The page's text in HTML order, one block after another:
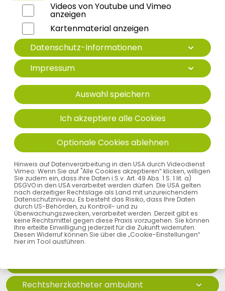
PROF. DR. MED. CHRISTIAN
SCHUMANN
Facharzt für Innere Medizin | Schwerpunkt
Pneumologie | Medikamentöse Tumortherapie |
Palliativmedizin | Schlafmedizin
LEISTUNGSSPEKTRUM
Bronchoskopie ambulant
Schlafmedizin ambulant
Lungenfunktion ambulant
Rechtsherzkatheter ambulant
Videos von Youtube und Vimeo
anzeigen
Kartenmaterial anzeigen
Datenschutz-Informationen
Impressum
Auswahl speichern
Ich akzeptiere alle Cookies
Optionale Cookies ablehnen
Hinweis auf Datenverarbeitung in den USA durch Videodienst
Vimeo: Wenn Sie auf "Alle Cookies akzeptieren“ klicken, willigen
Sie zudem ein, dass ihre Daten i.S.v. Art. 49 Abs. 1 S. 1 lit. a)
DSGVO in den USA verarbeitet werden dürfen. Die USA gelten
nach derzeitiger Rechtslage als Land mit unzureichendem
Datenschutzniveau. Es besteht das Risiko, dass Ihre Daten
durch US-Behörden, zu Kontroll- und zu
Überwachungszwecken, verarbeitet werden. Derzeit gibt es
keine Rechtsmittel gegen diese Praxis vorzugehen. Sie können
Ihre erteilte Einwilligung jederzeit für die Zukunft widerrufen.
Diesen Widerruf können Sie über die „Cookie-Einstellungen“
hier im Tool ausführen.